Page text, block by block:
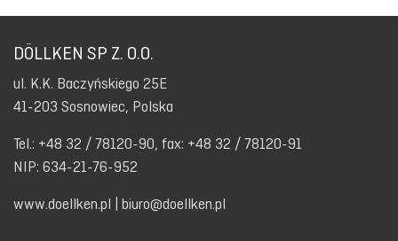
DÖLLKEN SP Z. O.O.
ul. K.K. Baczyńskiego 25E
41-203 Sosnowiec, Polska
Tel.: +48 32 / 78120-90, fax: +48 32 / 78120-91
NIP: 634-21-76-952
www.doellken.pl biuro@doellken.pl